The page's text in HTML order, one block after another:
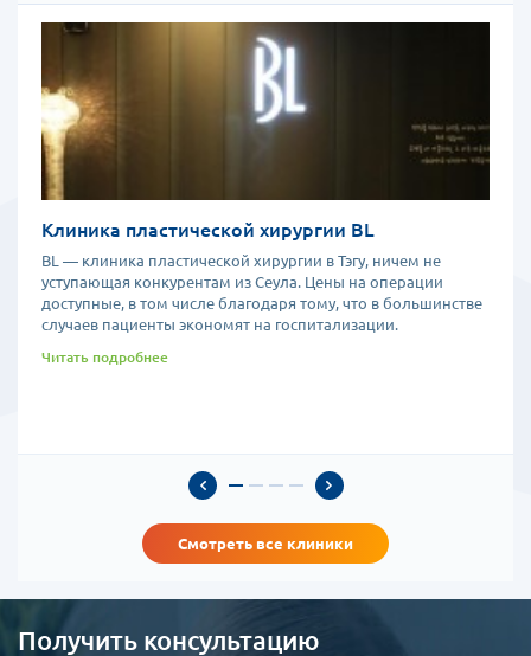
Клиника пластической хирургии BL
BL — клиника пластической хирургии в Тэгу, ничем не
уступающая конкурентам из Сеула. Цены на операции
доступные, в том числе благодаря тому, что в большинстве
случаев пациенты экономят на госпитализации.
Читать подробнее
Смотреть все клиники
Получить консультацию